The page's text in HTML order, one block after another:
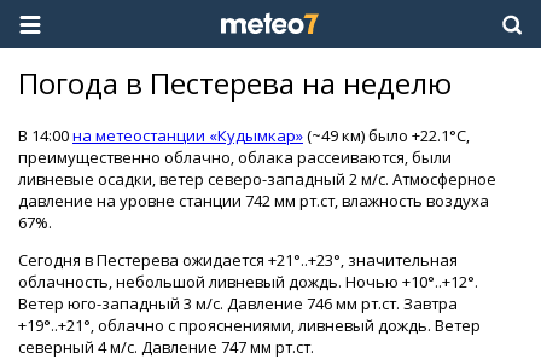
Погода в Пестерева на неделю
В 14:00на метеостанции «Кудымкар»(~49 км) было +22.1°C,
преимущественно облачно, облака рассеиваются, были
ливневые осадки, ветер северо-западный 2 м/с. Атмосферное
давление на уровне станции 742 мм рт.ст, влажность воздуха
67%.
Сегодня в Пестерева ожидается +21°..+23°, значительная
облачность, небольшой ливневый дождь. Ночью +10°..+12°.
Ветер юго-западный 3 м/с. Давление 746 мм рт.ст. Завтра
+19°..+21°, облачно с прояснениями, ливневый дождь. Ветер
северный 4 м/с. Давление 747 мм рт.ст.